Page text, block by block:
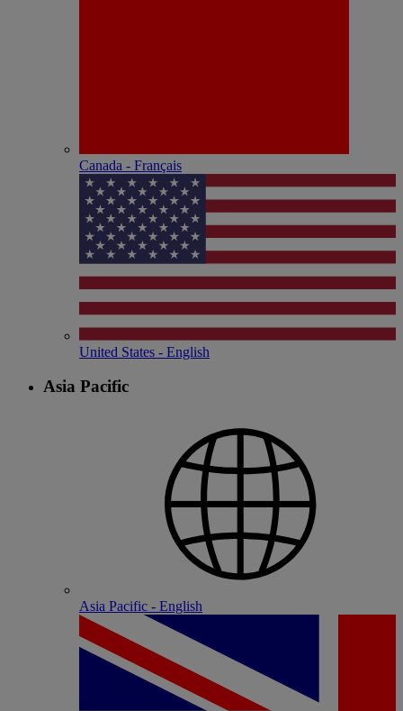
Canada - Français
United States - English
Asia Pacific
Asia Pacific - English